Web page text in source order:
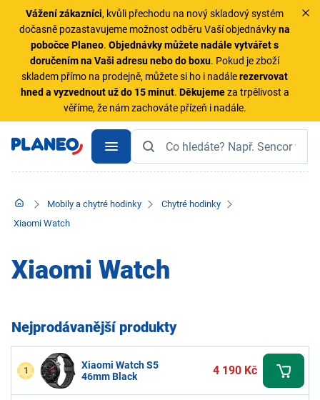
Vážení zákazníci, kvůli přechodu na nový skladový systém
dočasně pozastavujeme možnost odběru Vaší objednávkyna
pobočce Planeo.Objednávky můžete nadále vytvářet s
doručením na Vaši adresu nebo do boxu. Pokud je zboží
skladem přímo na prodejně, můžete si ho i nadálerezervovat
hned a vyzvednout už do 15 minut. Děkujemeza trpělivost a
věříme, že nám zachováte přízeň i nadále.
Mobily a chytré hodinky
Chytré hodinky
Xiaomi Watch
Xiaomi Watch
Nejprodávanější produkty
1
Xiaomi Watch S5
46mm Black
4 190 Kč